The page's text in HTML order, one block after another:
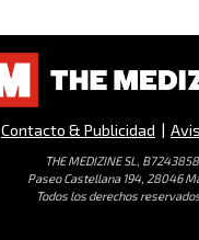
Contacto & Publicidad |
THE MEDIZINE SL,
Paseo Castellana 194, 28046
Todos los derechos